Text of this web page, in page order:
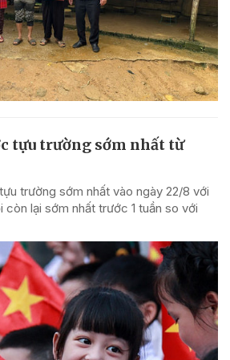
tựu trường sớm nhất từ
trường sớm nhất vào ngày 22/8 với
còn lại sớm nhất trước 1 tuần so với